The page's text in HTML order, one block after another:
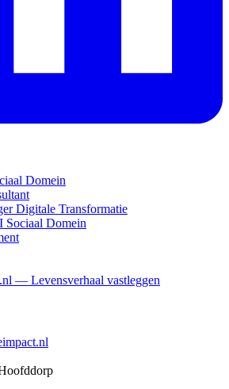
Domein
Digitale Transformatie
Sociaal Domein
— Levensverhaal vastleggen